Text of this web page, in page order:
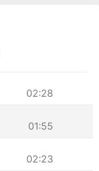
02:28
01:55
02:23